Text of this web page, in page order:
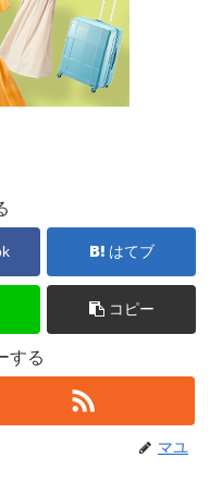
はてブ
コピー
する
マユ